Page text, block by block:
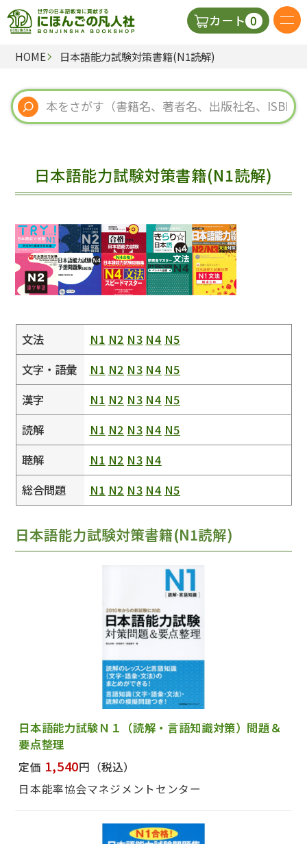
カート 0
日本語の教科書
視聴覚・補助教材
教師用参考書
HOME 日本語能力試験対策書籍(N1読解)
日本語能力試験対策書籍(N1読解)
文法 N1 N2 N3 N4 N5
文字・語彙
N1 N2 N3 N4 N5
漢字
N1 N2 N3 N4 N5
読解
N1 N2 N3 N4 N5
聴解
N1 N2 N3 N4
総合問題
N1 N2 N3 N4 N5
日本語能力試験対策書籍(N1読解)
日本語能力試験Ｎ１（読解・言語知識対策）問題＆
要点整理
定価 1,540円 （税込）
日本能率協会マネジメントセンター